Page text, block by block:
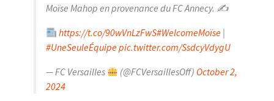
Moïse Mahop en provenance du FC Annecy. ✍️
https://t.co/90wVnLzFwS#WelcomeMoïse |
#UneSeuleÉquipepic.twitter.com/SsdcyVdygU
— FC Versailles
(@FCVersaillesOff) October 2,
2024